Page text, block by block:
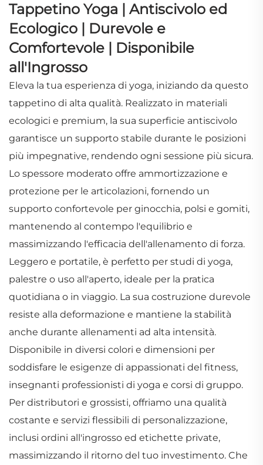
Tappetino Yoga | Antiscivolo ed
Ecologico | Durevole e
Comfortevole | Disponibile
all'Ingrosso
Eleva la tua esperienza di yoga, iniziando da questo
tappetino di alta qualità. Realizzato in materiali
ecologici e premium, la sua superficie antiscivolo
garantisce un supporto stabile durante le posizioni
più impegnative, rendendo ogni sessione più sicura.
Lo spessore moderato offre ammortizzazione e
protezione per le articolazioni, fornendo un
supporto confortevole per ginocchia, polsi e gomiti,
mantenendo al contempo l'equilibrio e
massimizzando l'efficacia dell'allenamento di forza.
Leggero e portatile, è perfetto per studi di yoga,
palestre o uso all'aperto, ideale per la pratica
quotidiana o in viaggio. La sua costruzione durevole
resiste alla deformazione e mantiene la stabilità
anche durante allenamenti ad alta intensità.
Disponibile in diversi colori e dimensioni per
soddisfare le esigenze di appassionati del fitness,
insegnanti professionisti di yoga e corsi di gruppo.
Per distributori e grossisti, offriamo una qualità
costante e servizi flessibili di personalizzazione,
inclusi ordini all'ingrosso ed etichette private,
massimizzando il ritorno del tuo investimento. Che